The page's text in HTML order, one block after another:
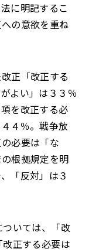
に明記するこ
の意欲を重ね
正「改正する
よい」は３３％
を改正する必
４％。戦争放
必要は「な
根拠規定を明
「反対」は３
いては、「改
正する必要は